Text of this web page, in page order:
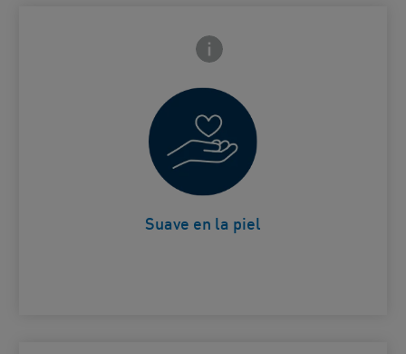
Icono de información frontal
Suave en la piel
Fórmula no irritante.